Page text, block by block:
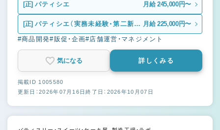
[正] パティシエ 月給 245,000円〜
[正] パティシエ（実務未経験・第二新
卒）
月給 225,000円〜
#商品開発#販促・企画#店舗運営・マネジメント
気になる 詳しくみる
掲載ID 1005580
更新日：2026年07月16日終了日：2026年10月07日